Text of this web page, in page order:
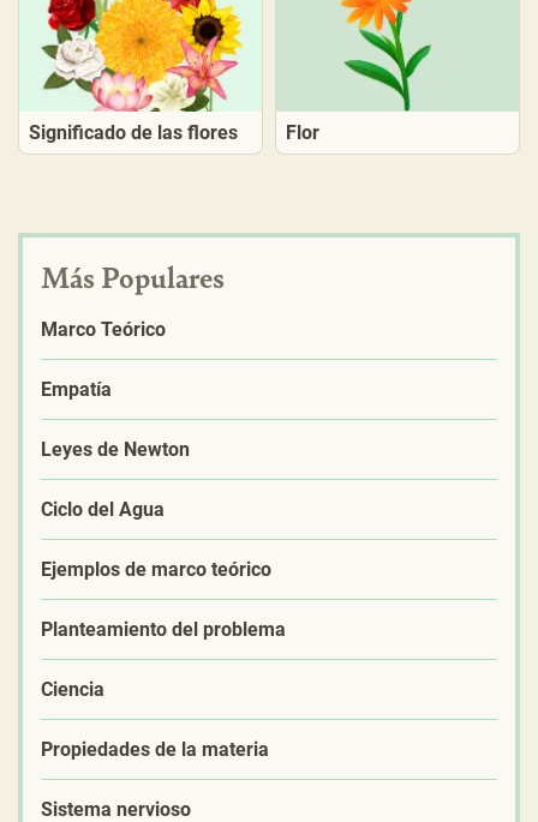
Significado de las flores Flor
Más Populares
Marco Teórico
Empatía
Leyes de Newton
Ciclo del Agua
Ejemplos de marco teórico
Planteamiento del problema
Ciencia
Propiedades de la materia
Sistema nervioso